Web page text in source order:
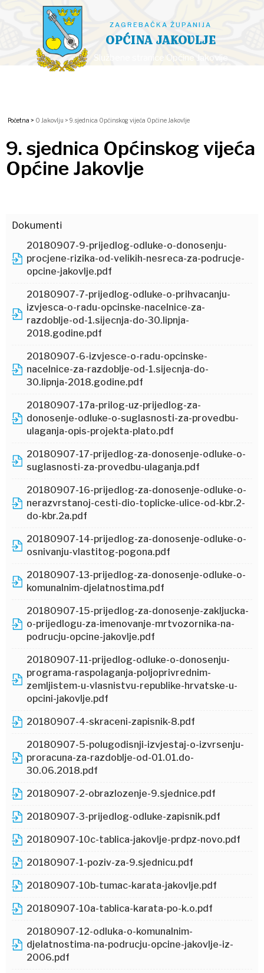
ZAGREBAČKA ŽUPANIJA
OPĆINA JAKOVLJE
Početna > O Jakovlju > 9. sjednica Općinskog vijeća Općine Jakovlje
9. sjednica Općinskog vijeća
Općine Jakovlje
Dokumenti
20180907-9-prijedlog-odluke-o-donosenju-
procjene-rizika-od-velikih-nesreca-za-podrucje-
opcine-jakovlje.pdf
20180907-7-prijedlog-odluke-o-prihvacanju-
izvjesca-o-radu-opcinske-nacelnice-za-
razdoblje-od-1.sijecnja-do-30.lipnja-
2018.godine.pdf
20180907-6-izvjesce-o-radu-opcinske-
nacelnice-za-razdoblje-od-1.sijecnja-do-
30.lipnja-2018.godine.pdf
20180907-17a-prilog-uz-prijedlog-za-
donosenje-odluke-o-suglasnosti-za-provedbu-
ulaganja-opis-projekta-plato.pdf
20180907-17-prijedlog-za-donosenje-odluke-o-
suglasnosti-za-provedbu-ulaganja.pdf
20180907-16-prijedlog-za-donosenje-odluke-o-
nerazvrstanoj-cesti-dio-toplicke-ulice-od-kbr.2-
do-kbr.2a.pdf
20180907-14-prijedlog-za-donosenje-odluke-o-
osnivanju-vlastitog-pogona.pdf
20180907-13-prijedlog-za-donosenje-odluke-o-
komunalnim-djelatnostima.pdf
20180907-15-prijedlog-za-donosenje-zakljucka-
o-prijedlogu-za-imenovanje-mrtvozornika-na-
podrucju-opcine-jakovlje.pdf
20180907-11-prijedlog-odluke-o-donosenju-
programa-raspolaganja-poljoprivrednim-
zemljistem-u-vlasnistvu-republike-hrvatske-u-
opcini-jakovlje.pdf
20180907-4-skraceni-zapisnik-8.pdf
20180907-5-polugodisnji-izvjestaj-o-izvrsenju-
proracuna-za-razdoblje-od-01.01.do-
30.06.2018.pdf
20180907-2-obrazlozenje-9.sjednice.pdf
20180907-3-prijedlog-odluke-zapisnik.pdf
20180907-10c-tablica-jakovlje-prdpz-novo.pdf
20180907-1-poziv-za-9.sjednicu.pdf
20180907-10b-tumac-karata-jakovlje.pdf
20180907-10a-tablica-karata-po-k.o.pdf
20180907-12-odluka-o-komunalnim-
djelatnostima-na-podrucju-opcine-jakovlje-iz-
2006.pdf